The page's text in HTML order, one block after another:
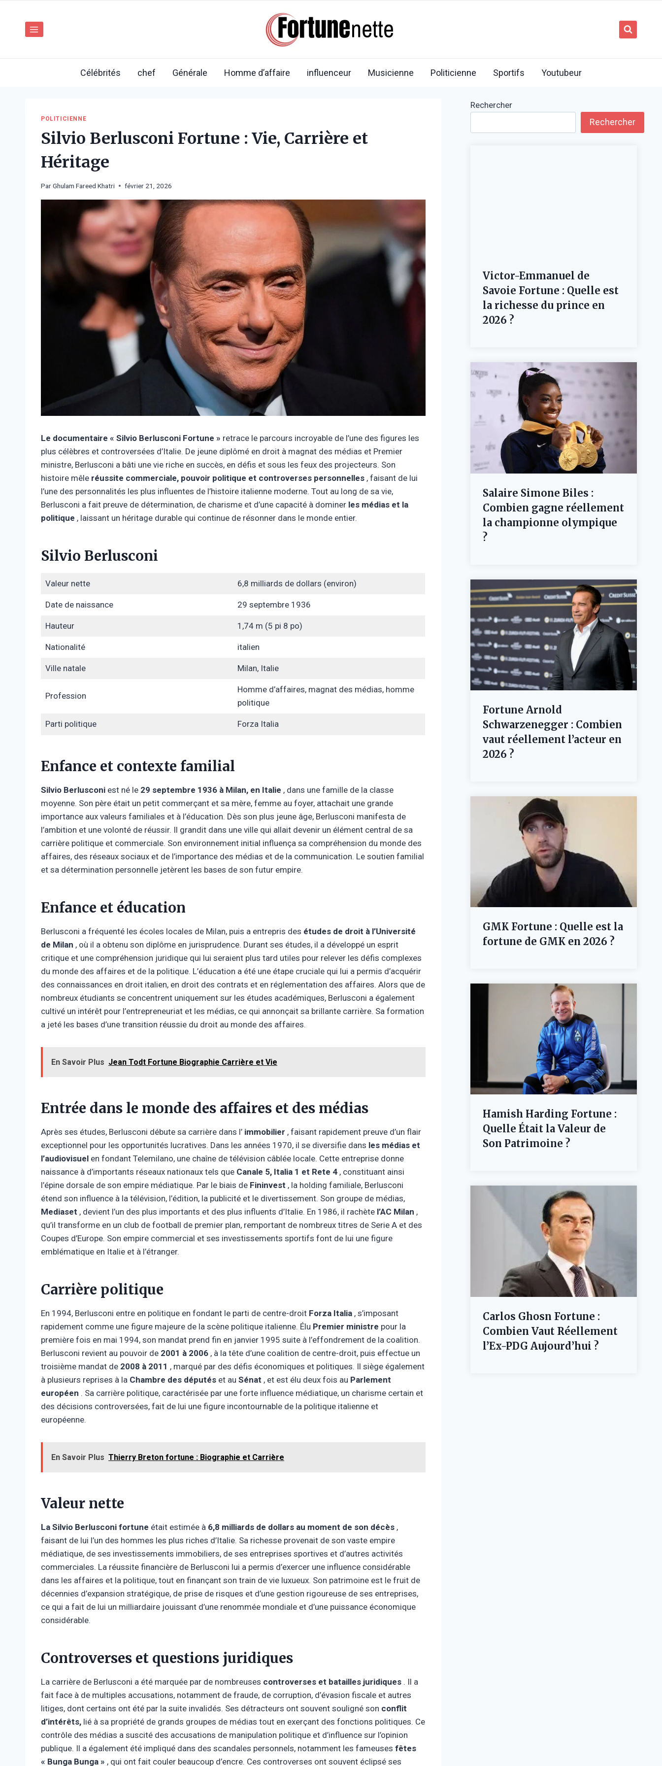
Célébrités chef Générale Homme d’affaire influenceur Musicienne Politicienne Sportifs Youtubeur
POLITICIENNE
Silvio Berlusconi Fortune : Vie, Carrière et
Héritage
ParGhulam Fareed Khatri février 21, 2026
Le documentaire « Silvio Berlusconi Fortune » retrace le parcours incroyable de l’une des figures les
plus célèbres et controversées d’Italie. De jeune diplômé en droit à magnat des médias et Premier
ministre, Berlusconi a bâti une vie riche en succès, en défis et sous les feux des projecteurs. Son
histoire mêle réussite commerciale, pouvoir politique et controverses personnelles , faisant de lui
l’une des personnalités les plus influentes de l’histoire italienne moderne. Tout au long de sa vie,
Berlusconi a fait preuve de détermination, de charisme et d’une capacité à dominer les médias et la
politique , laissant un héritage durable qui continue de résonner dans le monde entier.
Silvio Berlusconi
Valeur nette 6,8 milliards de dollars (environ)
Date de naissance 29 septembre 1936
Hauteur 1,74 m (5 pi 8 po)
Nationalité italien
Ville natale Milan, Italie
Profession
Homme d’affaires, magnat des médias, homme
politique
Parti politique Forza Italia
Enfance et contexte familial
Silvio Berlusconi est né le 29 septembre 1936 à Milan, en Italie , dans une famille de la classe
moyenne. Son père était un petit commerçant et sa mère, femme au foyer, attachait une grande
importance aux valeurs familiales et à l’éducation. Dès son plus jeune âge, Berlusconi manifesta de
l’ambition et une volonté de réussir. Il grandit dans une ville qui allait devenir un élément central de sa
carrière politique et commerciale. Son environnement initial influença sa compréhension du monde des
affaires, des réseaux sociaux et de l’importance des médias et de la communication. Le soutien familial
et sa détermination personnelle jetèrent les bases de son futur empire.
Enfance et éducation
Berlusconi a fréquenté les écoles locales de Milan, puis a entrepris des études de droit à l’Université
de Milan , où il a obtenu son diplôme en jurisprudence. Durant ses études, il a développé un esprit
critique et une compréhension juridique qui lui seraient plus tard utiles pour relever les défis complexes
du monde des affaires et de la politique. L’éducation a été une étape cruciale qui lui a permis d’acquérir
des connaissances en droit italien, en droit des contrats et en réglementation des affaires. Alors que de
nombreux étudiants se concentrent uniquement sur les études académiques, Berlusconi a également
cultivé un intérêt pour l’entrepreneuriat et les médias, ce qui annonçait sa brillante carrière. Sa formation
a jeté les bases d’une transition réussie du droit au monde des affaires.
En Savoir Plus Jean Todt Fortune Biographie Carrière et Vie
Entrée dans le monde des affaires et des médias
Après ses études, Berlusconi débute sa carrière dans l’ immobilier , faisant rapidement preuve d’un flair
exceptionnel pour les opportunités lucratives. Dans les années 1970, il se diversifie dans les médias et
l’audiovisuel en fondant Telemilano, une chaîne de télévision câblée locale. Cette entreprise donne
naissance à d’importants réseaux nationaux tels que Canale 5, Italia 1 et Rete 4 , constituant ainsi
l’épine dorsale de son empire médiatique. Par le biais de Fininvest , la holding familiale, Berlusconi
étend son influence à la télévision, l’édition, la publicité et le divertissement. Son groupe de médias,
Mediaset , devient l’un des plus importants et des plus influents d’Italie. En 1986, il rachète l’AC Milan ,
qu’il transforme en un club de football de premier plan, remportant de nombreux titres de Serie A et des
Coupes d’Europe. Son empire commercial et ses investissements sportifs font de lui une figure
emblématique en Italie et à l’étranger.
Carrière politique
En 1994, Berlusconi entre en politique en fondant le parti de centre-droit Forza Italia , s’imposant
rapidement comme une figure majeure de la scène politique italienne. Élu Premier ministre pour la
première fois en mai 1994, son mandat prend fin en janvier 1995 suite à l’effondrement de la coalition.
Berlusconi revient au pouvoir de 2001 à 2006 , à la tête d’une coalition de centre-droit, puis effectue un
troisième mandat de 2008 à 2011 , marqué par des défis économiques et politiques. Il siège également
à plusieurs reprises à la Chambre des députés et au Sénat , et est élu deux fois au Parlement
européen . Sa carrière politique, caractérisée par une forte influence médiatique, un charisme certain et
des décisions controversées, fait de lui une figure incontournable de la politique italienne et
européenne.
En Savoir Plus Thierry Breton fortune : Biographie et Carrière
Valeur nette
La Silvio Berlusconi fortune était estimée à 6,8 milliards de dollars au moment de son décès ,
faisant de lui l’un des hommes les plus riches d’Italie. Sa richesse provenait de son vaste empire
médiatique, de ses investissements immobiliers, de ses entreprises sportives et d’autres activités
commerciales. La réussite financière de Berlusconi lui a permis d’exercer une influence considérable
dans les affaires et la politique, tout en finançant son train de vie luxueux. Son patrimoine est le fruit de
décennies d’expansion stratégique, de prise de risques et d’une gestion rigoureuse de ses entreprises,
ce qui a fait de lui un milliardaire jouissant d’une renommée mondiale et d’une puissance économique
considérable.
Controverses et questions juridiques
La carrière de Berlusconi a été marquée par de nombreuses controverses et batailles juridiques . Il a
fait face à de multiples accusations, notamment de fraude, de corruption, d’évasion fiscale et autres
litiges, dont certains ont été par la suite invalidés. Ses détracteurs ont souvent souligné son conflit
d’intérêts, lié à sa propriété de grands groupes de médias tout en exerçant des fonctions politiques. Ce
contrôle des médias a suscité des accusations de manipulation politique et d’influence sur l’opinion
publique. Il a également été impliqué dans des scandales personnels, notamment les fameuses fêtes
« Bunga Bunga » , qui ont fait couler beaucoup d’encre. Ces controverses ont souvent éclipsé ses
Rechercher
Rechercher
Victor-Emmanuel de
Savoie Fortune : Quelle est
la richesse du prince en
2026 ?
Salaire Simone Biles :
Combien gagne réellement
la championne olympique
?
Fortune Arnold
Schwarzenegger : Combien
vaut réellement l’acteur en
2026 ?
GMK Fortune : Quelle est la
fortune de GMK en 2026 ?
Hamish Harding Fortune :
Quelle Était la Valeur de
Son Patrimoine ?
Carlos Ghosn Fortune :
Combien Vaut Réellement
l’Ex-PDG Aujourd’hui ?